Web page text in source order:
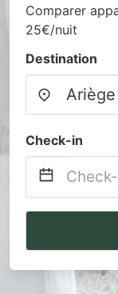
Comparer
25€/nuit
Destination
Check-in
to